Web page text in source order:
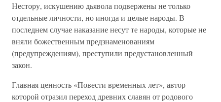
Нестору, искушению дьявола подвержены не только
отдельные личности, но иногда и целые народы. В
последнем случае наказание несут те народы, которые не
вняли божественным предзнаменованиям
(предупреждениям), преступили предустановленный
закон.
Главная ценность «Повести временных лет», автор
которой отразил переход древних славян от родового